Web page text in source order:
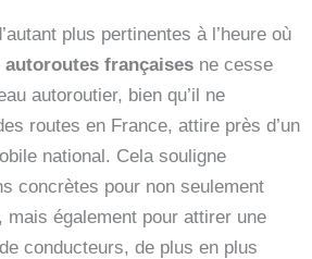
plus pertinentes à l’heure où
autoroutes françaises ne cesse
autoroutier, bien qu’il ne
routes en France, attire près d’un
national. Cela souligne
concrètes pour non seulement
également pour attirer une
conducteurs, de plus en plus